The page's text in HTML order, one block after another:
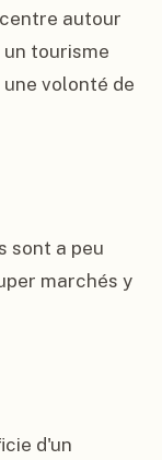
autour
tourisme
volonté de
sont a peu
marchés y
d'un